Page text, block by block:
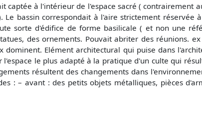
captée à l'intérieur de l'espace sacré ( contrairement
bassin correspondait à l'aire strictement réservée
sorte d'édifice de forme basilicale ( et non une
des ornements. Pouvait abriter des réunions.
Elément architectural qui puise dans
le plus adapté à la pratique d'un culte qui
résultent des changements dans
: – avant : des petits objets métalliques, pièces